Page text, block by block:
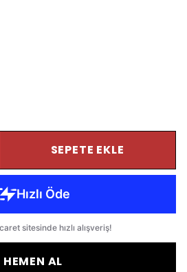
SEPETE EKLE
HEMEN AL